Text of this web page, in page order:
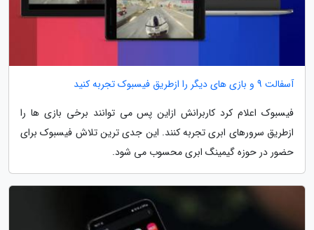
آسفالت 9 و بازی های دیگر را ازطریق فیسبوک تجربه کنید
فیسبوک اعلام کرد کاربرانش ازاین پس می توانند برخی بازی ها را
ازطریق سرورهای ابری تجربه کنند. این جدی ترین تلاش فیسبوک برای
حضور در حوزه گیمینگ ابری محسوب می شود.